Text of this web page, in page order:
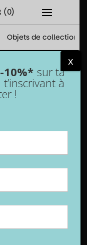
(0)
Objets de collection
-10%* sur ta
à
!
x